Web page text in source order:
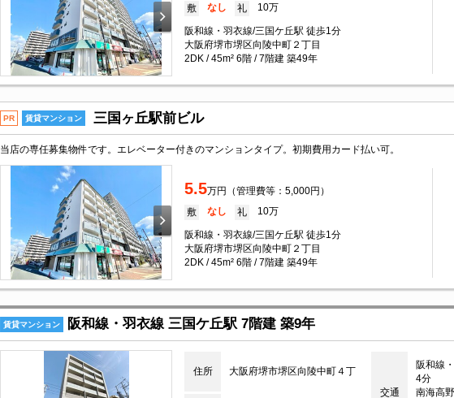
敷 なし 礼 10万
阪和線・羽衣線/三国ケ丘駅 徒歩1分
大阪府堺市堺区向陵中町２丁目
2DK / 45m² 6階 / 7階建 築49年
PR 賃貸マンション 三国ヶ丘駅前ビル
当店の専任募集物件です。エレベーター付きのマンションタイプ。初期費用カード払い可。
5.5万円（管理費等：5,000円）
敷 なし 礼 10万
阪和線・羽衣線/三国ケ丘駅 徒歩1分
大阪府堺市堺区向陵中町２丁目
2DK / 45m² 6階 / 7階建 築49年
賃貸マンション 阪和線・羽衣線 三国ケ丘駅 7階建 築9年
住所 大阪府堺市堺区向陵中町４丁
交通
阪和線
4分
南海高